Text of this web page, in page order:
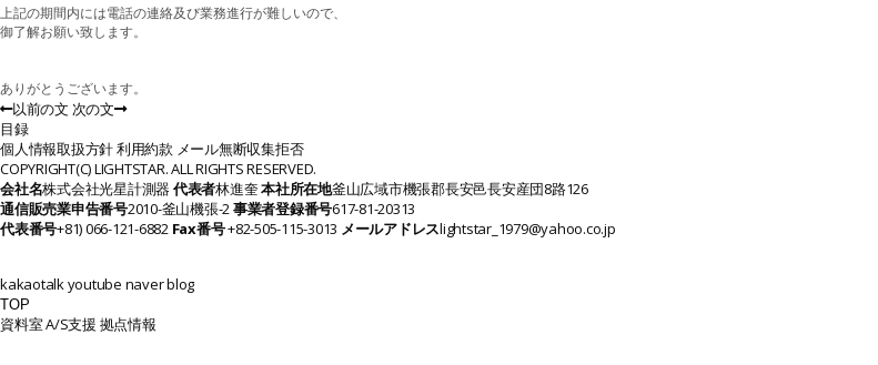
上記の期間内には電話の連絡及び業務進行が難しいので、
御了解お願い致します。
ありがとうございます。
以前の文 次の文
目録
個人情報取扱方針利用約款 メール無断収集拒否
COPYRIGHT(C) LIGHTSTAR. ALL RIGHTS RESERVED.
会社名株式会社光星計測器 代表者林進奎本社所在地釜山広域市機張郡長安邑長安産団8路126
通信販売業申告番号2010-釜山機張-2事業者登録番号617-81-20313
代表番号+81) 066-121-6882 Fax番号+82-505-115-3013 メールアドレスlightstar_1979@yahoo.co.jp
kakaotalkyoutube naver blog
TOP
資料室A/S支援 拠点情報